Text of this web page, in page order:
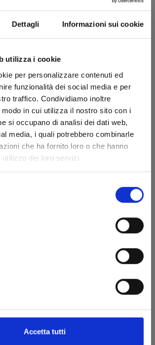
Dettagli Informazioni sui cookie
utilizza i cookie
per personalizzare contenuti ed
funzionalità dei social media e per
traffico. Condividiamo inoltre
in cui utilizza il nostro sito con i
si occupano di analisi dei dati web,
media, i quali potrebbero combinarle
che ha fornito loro o che hanno
dei loro servizi.
Accetta tutti
KAIJU No. 8 n. 9
27/09/2023
5,50
KAIJU No. 8 n. 8